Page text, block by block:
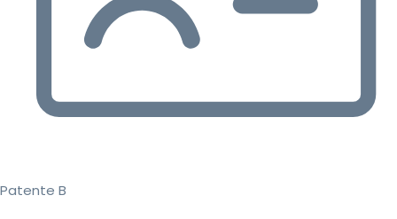
Patente B